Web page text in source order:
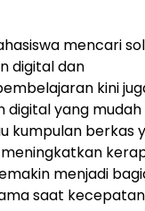
mencari
digital dan
kini
digital yang mudah
kumpulan berkas
menjadi
saat